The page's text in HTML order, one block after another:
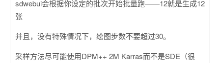
sdwebui会根据你设定的批次开始批量跑——12就是生成12
张
并且，没有特殊情况下，绘图步数不要超过30。
采样方法尽可能使用DPM++ 2M Karras而不是SDE（很